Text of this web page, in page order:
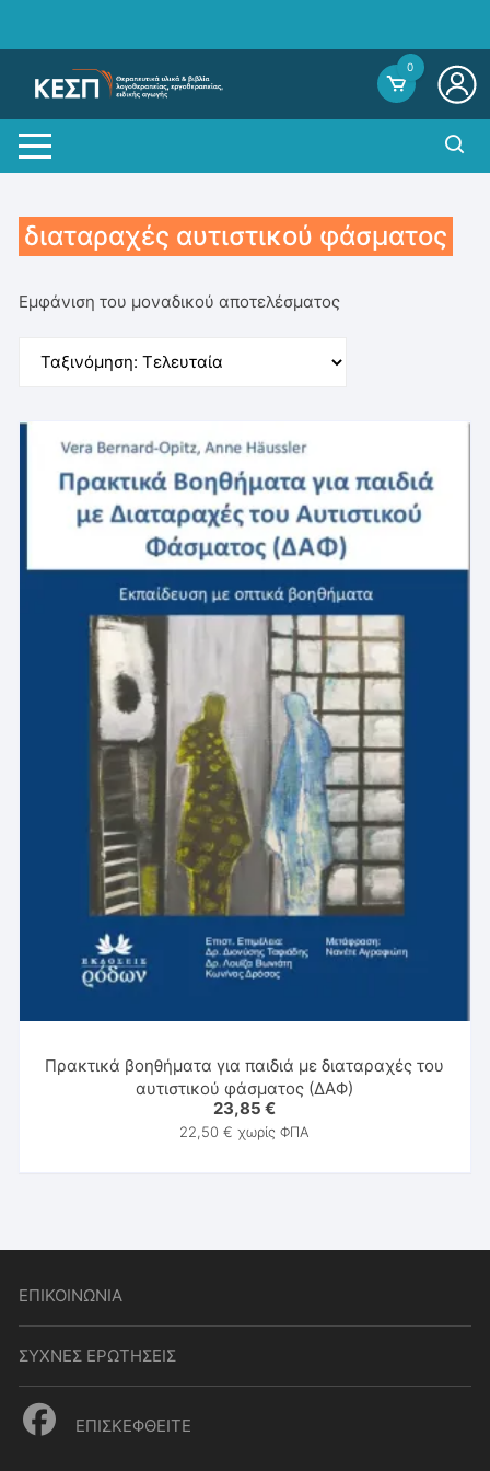
0
διαταραχές αυτιστικού φάσματος
Εμφάνιση του μοναδικού αποτελέσματος
Πρακτικά βοηθήματα για παιδιά με διαταραχές του
αυτιστικού φάσματος (ΔΑΦ)
23,85€
22,50€ χωρίς ΦΠΑ
ΕΠΙΚΟΙΝΩΝΙΑ
ΣΥΧΝΕΣ ΕΡΩΤΗΣΕΙΣ
ΕΠΙΣΚΕΦΘΕΙΤΕ